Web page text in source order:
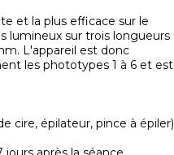
et la plus efficace sur le
lumineux sur trois longueurs
L'appareil est donc
les phototypes 1 à 6 et est
cire, épilateur, pince à épiler)